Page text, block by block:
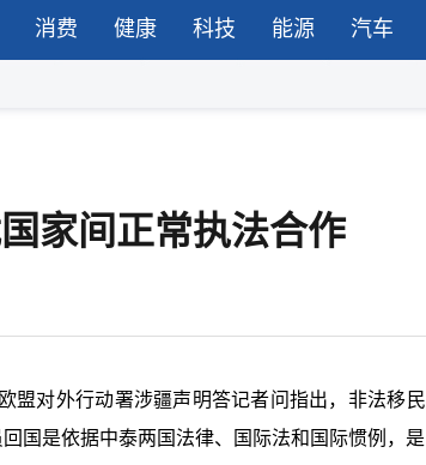
消费 健康 科技 能源 汽车
家间正常执法合作
盟对外行动署涉疆声明答记者问指出，非法移民
国是依据中泰两国法律、国际法和国际惯例，是